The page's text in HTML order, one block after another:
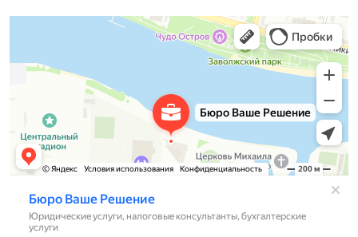
Бюро Ваше Решение
Налоговые консультанты в Твери